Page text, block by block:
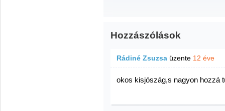
Hozzászólások
Rádiné Zsuzsa üzente 12 éve
okos kisjószág,s nagyon hozzá